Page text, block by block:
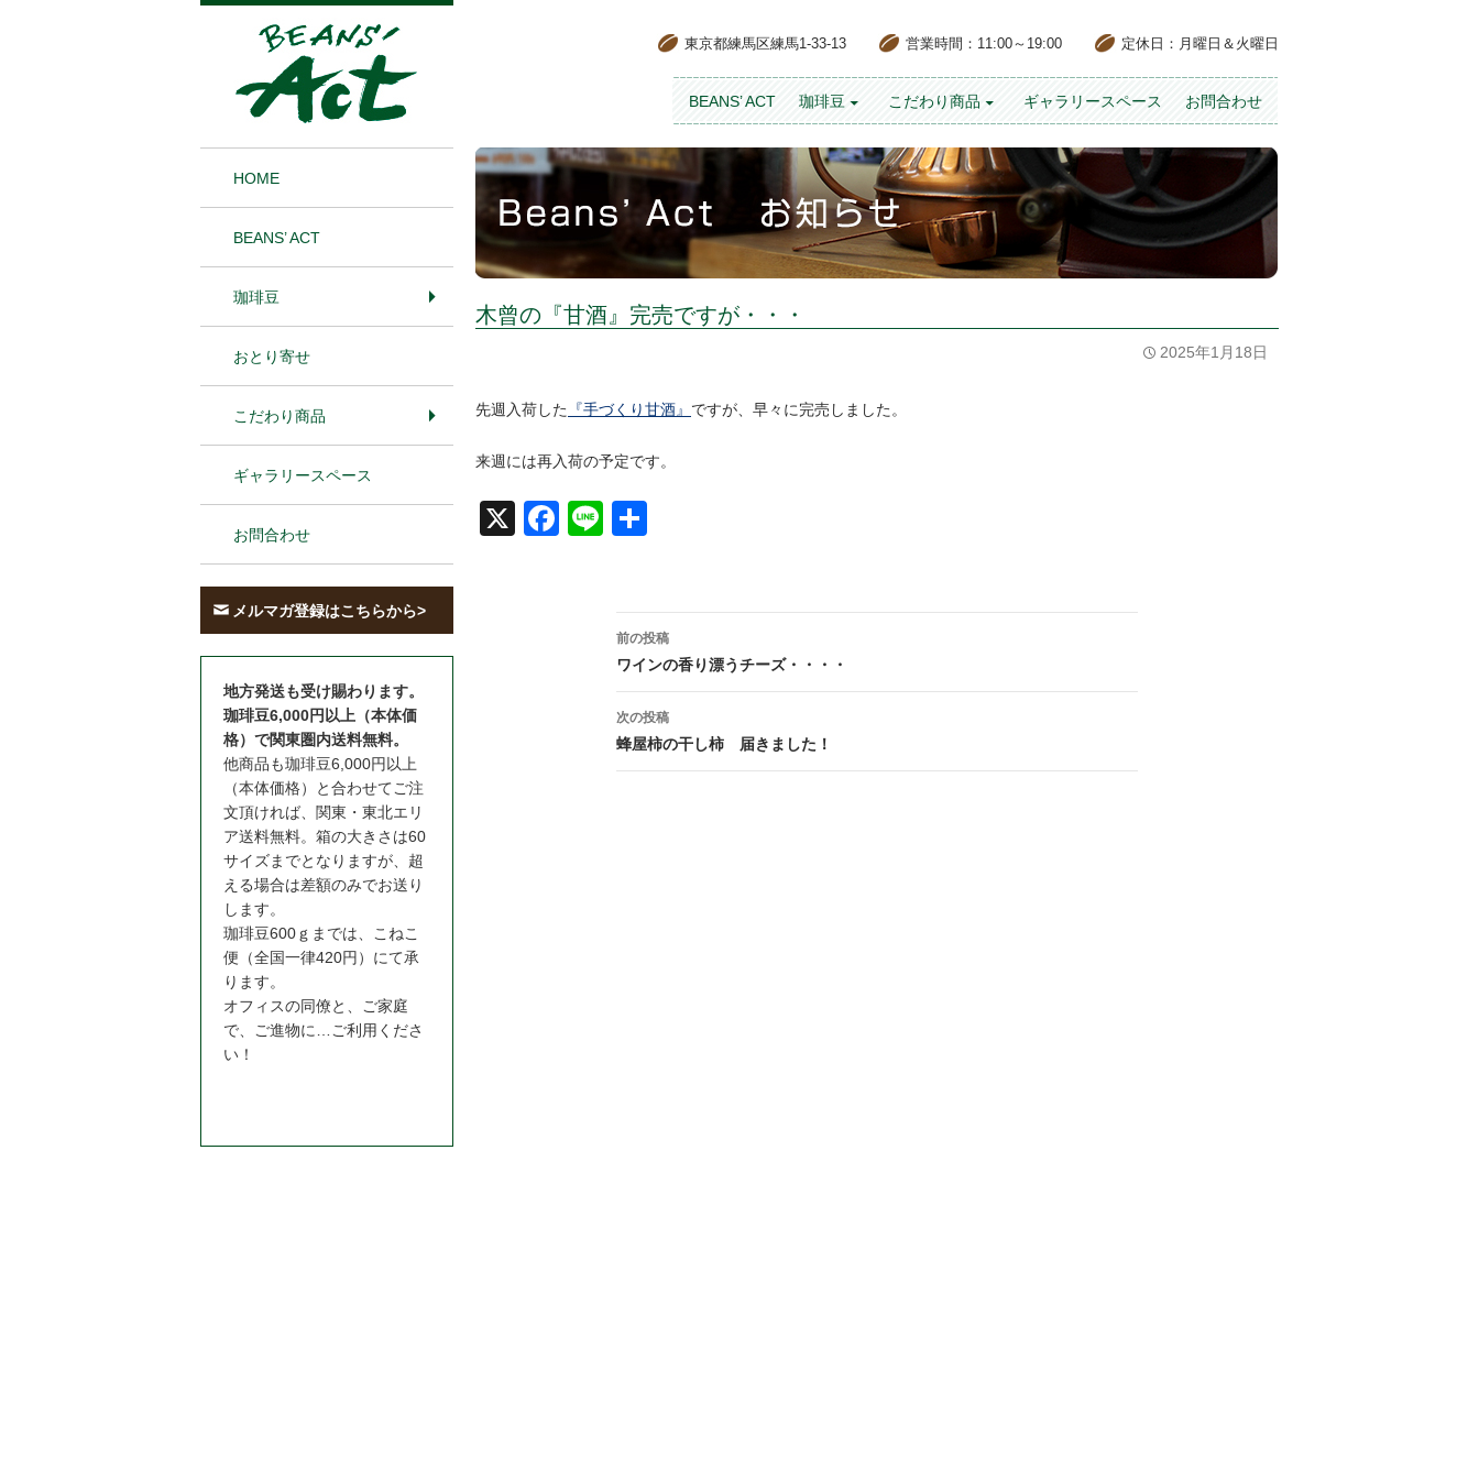
東京都練馬区練馬1-33-13 営業時間：11:00～19:00 定休日：月曜日＆火曜日
BEANS’ ACT 珈琲豆 こだわり商品 ギャラリースペース お問合わせ
木曾の『甘酒』完売ですが・・・
2025年1月18日
先週入荷した 『手づくり甘酒』 ですが、早々に完売しました。
来週には再入荷の予定です。
Face
Line
投
稿
ナ
ビ
前の投稿
ワインの香り漂うチーズ・・・・
次の投稿
蜂屋柿の干し柿 届きました！
HOME
BEANS’ ACT
珈琲豆
おとり寄せ
こだわり商品
ギャラリースペース
お問合わせ
メルマガ登録はこちらから>
地方発送も受け賜わります。
珈琲豆6,000円以上（本体価
格）で関東圏内送料無料。
他商品も珈琲豆6,000円以上
（本体価格）と合わせてご注
文頂ければ、関東・東北エリ
ア送料無料。箱の大きさは60
サイズまでとなりますが、超
える場合は差額のみでお送り
します。
珈琲豆600ｇまでは、こねこ
便（全国一律420円）にて承
ります。
オフィスの同僚と、ご家庭
で、ご進物に…ご利用くださ
い！